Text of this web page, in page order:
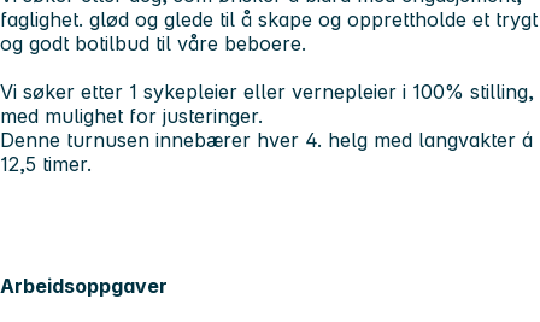
faglighet. glød og glede til å skape og opprettholde et trygt
og godt botilbud til våre beboere.
Vi søker etter 1 sykepleier eller vernepleier i 100% stilling,
med mulighet for justeringer.
Denne turnusen innebærer hver 4. helg med langvakter á
12,5 timer.
Arbeidsoppgaver